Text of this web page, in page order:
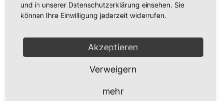
und in unserer Datenschutzerklärung einsehen. Sie
können Ihre Einwilligung jederzeit widerrufen.
Akzeptieren
Verweigern
mehr